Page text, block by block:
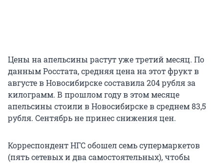
Цены на апельсины растут уже третий месяц. По
данным Росстата, средняя цена на этот фрукт в
августе в Новосибирске составила 204 рубля за
килограмм. В прошлом году в этом месяце
апельсины стоили в Новосибирске в среднем 83,5
рубля. Сентябрь не принес снижения цен.
Корреспондент НГС обошел семь супермаркетов
(пять сетевых и два самостоятельных), чтобы